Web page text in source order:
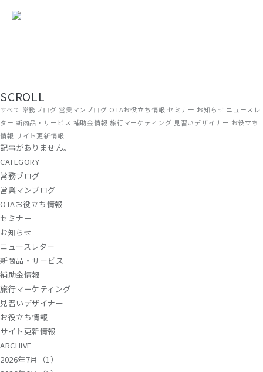
現場から、届ける。
SCROLL
すべて 常務ブログ 営業マンブログ OTAお役立ち情報 セミナー お知らせ ニュースレ
ター 新商品・サービス 補助金情報 旅行マーケティング 見習いデザイナー お役立ち
情報 サイト更新情報
記事がありません。
CATEGORY
常務ブログ
営業マンブログ
OTAお役立ち情報
セミナー
お知らせ
ニュースレター
新商品・サービス
補助金情報
旅行マーケティング
見習いデザイナー
お役立ち情報
サイト更新情報
ARCHIVE
2026年7月（1）